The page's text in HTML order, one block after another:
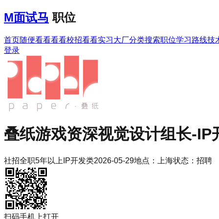
M面试马 职位
首页随便看看看看校招看看实习大厂分类搜索职位学习路线技
登录
叠纸游戏资深视觉设计组长-IP
社招全职5年以上 IP开发类2026-05-29地点： 上海状态： 招聘
扫码手机上打开